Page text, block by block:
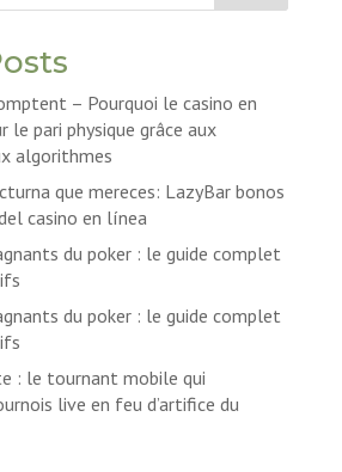
– Pourquoi le casino en
le pari physique grâce aux
algorithmes
que mereces: LazyBar bonos
casino en línea
du poker : le guide complet
du poker : le guide complet
: le tournant mobile qui
live en feu d’artifice du